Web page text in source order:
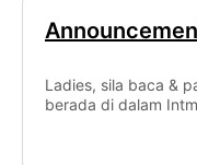
Ladies, sila baca &
berada di dalam